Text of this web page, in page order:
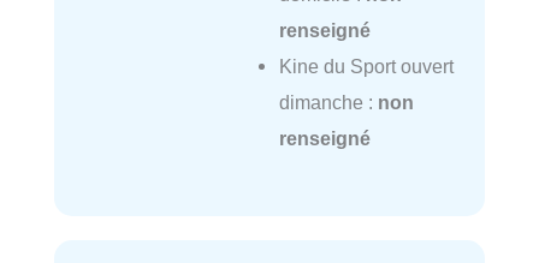
renseigné
Kine du Sport ouvert
dimanche : non
renseigné